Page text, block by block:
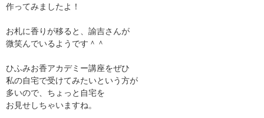
作ってみましたよ！
お札に香りが移ると、諭吉さんが
微笑んでいるようです＾＾
ひふみお香アカデミー講座をぜひ
私の自宅で受けてみたいという方が
多いので、ちょっと自宅を
お見せしちゃいますね。